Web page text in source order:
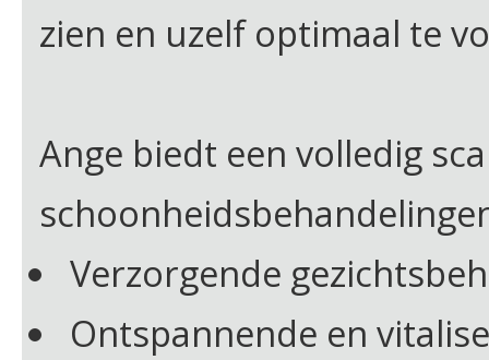
zien en uzelf optimaal te
Ange biedt een volledig
Verzorgende
Ontspannende en